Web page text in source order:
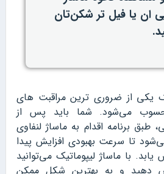
ان یا فیل تر شکن‌تان
یکی از ضروری ترین مراقبت های
می‌شود. شما باید پس از
طبق برنامه اقدام به ماساژ لنفاوی
تا سرعت بهبودی افزایش پیدا
با ماساژ لیپوماتیک می‌توانید
دهید و به بهترین شکل ممکن